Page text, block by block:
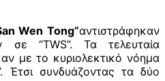
Wen Tong”αντιστράφηκαν
σε “TWS”. Τα τελευταία
με το κυριολεκτικό νόημα
Έτσι συνδυάζοντας τα δύο